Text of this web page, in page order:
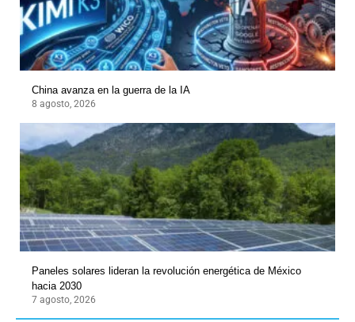
China avanza en la guerra de la IA
8 agosto, 2026
Paneles solares lideran la revolución energética de México
hacia 2030
7 agosto, 2026